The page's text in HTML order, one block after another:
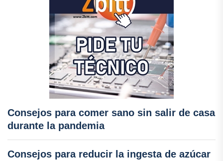
Consejos para comer sano sin salir de casa
durante la pandemia
Consejos para reducir la ingesta de azúcar